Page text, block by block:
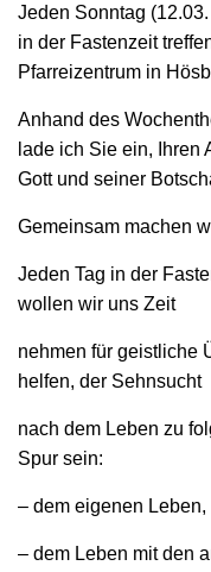
Jeden Sonntag
in der Fastenzeit
Pfarreizentrum in
Anhand des
lade ich Sie ein, Ihren
Gott und seiner
Gemeinsam machen
Jeden Tag in der
wollen wir uns Zeit
nehmen für geistliche
helfen, der Sehnsucht
nach dem Leben zu
Spur sein:
– dem eigenen Leben,
– dem Leben mit den